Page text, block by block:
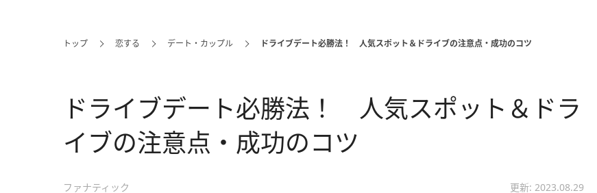
トップ 恋する デート・カップル ドライブデート必勝法！ 人気スポット＆ドライブの注意点・成功のコツ
ドライブデート必勝法！ 人気スポット＆ドラ
イブの注意点・成功のコツ
ファナティック 更新: 2023.08.29